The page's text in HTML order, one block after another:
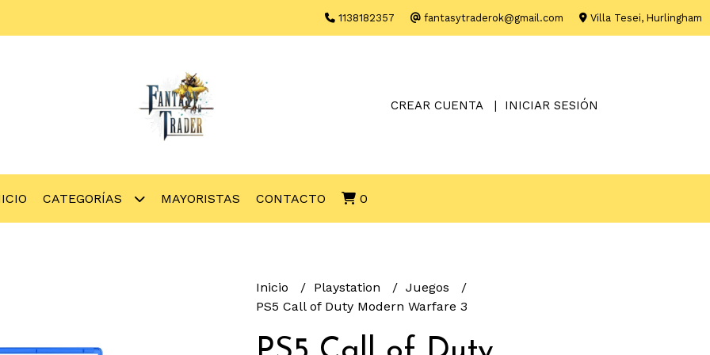
1138182357 fantasytraderok@gmail.com Villa Tesei, Hurlingham
CREAR CUENTA INICIAR SESIÓN
CATEGORÍAS MAYORISTAS CONTACTO 0
Inicio Playstation
Juegos
PS5 Call of Duty Modern Warfare 3